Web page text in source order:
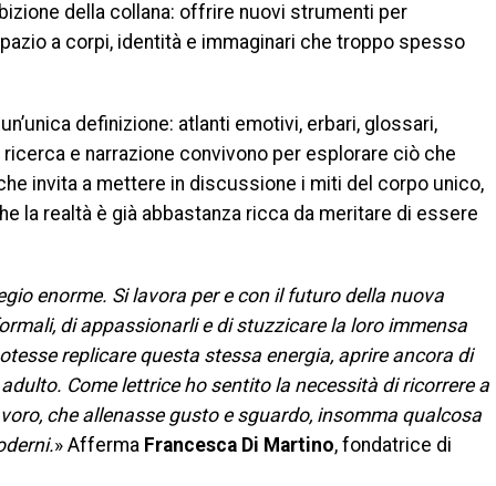
della collana: offrire nuovi strumenti per
a corpi, identità e immaginari che troppo spesso
definizione: atlanti emotivi, erbari, glossari,
e narrazione convivono per esplorare ciò che
invita a mettere in discussione i miti del corpo unico,
la realtà è già abbastanza ricca da meritare di essere
enorme. Si lavora per e con il futuro della nuova
di appassionarli e di stuzzicare la loro immensa
replicare questa stessa energia, aprire ancora di
Come lettrice ho sentito la necessità di ricorrere a
che allenasse gusto e sguardo, insomma qualcosa
» Afferma Francesca Di Martino, fondatrice di